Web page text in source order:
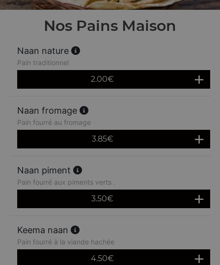
Nos Pains Maison
Naan nature
Pain traditionnel
2.00€
Naan fromage
Pain fourré au fromage
3.85€
Naan piment
Pain fourré aux piments verts .
3.50€
Keema naan
Pain fourré à la viande hachée
4.50€